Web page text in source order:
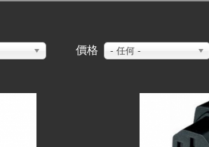
價格 - 任何 -